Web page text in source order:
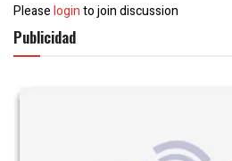
Pleaseloginto join discussion
Publicidad